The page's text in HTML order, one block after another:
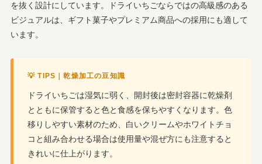
を抜く設計にしています。ドライいちごならではの高級感のある
ビジュアルは、ギフト菓子やプレミアム商品への採用にも適して
います。
💡 TIPS｜乾燥加工の豆知識
ドライいちごは湿気に弱く、開封後は密封容器に乾燥剤
とともに保管すると色と食感を保ちやすくなります。色
移りしやすい素材のため、白いクリームやホワイトチョ
コと組み合わせる場合は使用量や混ぜ方にも注意すると
きれいに仕上がります。